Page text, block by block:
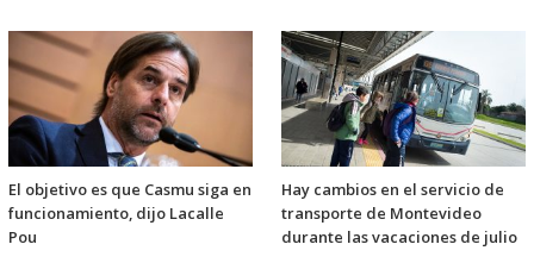
El objetivo es que Casmu siga en
funcionamiento, dijo Lacalle
Pou
Hay cambios en el servicio de
transporte de Montevideo
durante las vacaciones de julio